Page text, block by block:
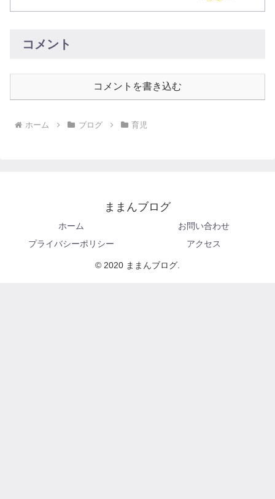
コメント
コメントを書き込む
ホーム ブログ 育児
ままんブログ
ホーム
お問い合わせ
プライバシーポリシー
アクセス
© 2020 ままんブログ.